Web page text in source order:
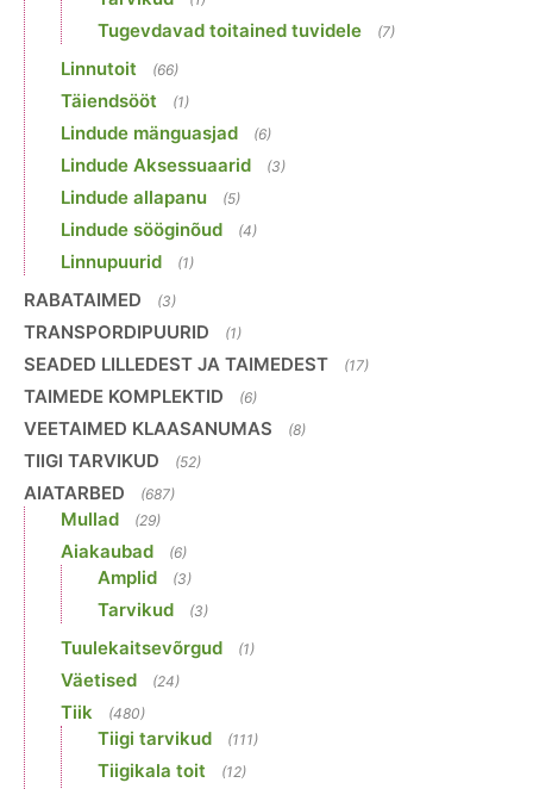
Tugevdavad toitained tuvidele (7)
Linnutoit (66)
Täiendsööt (1)
Lindude mänguasjad (6)
Lindude Aksessuaarid (3)
Lindude allapanu (5)
Lindude sööginõud (4)
Linnupuurid (1)
RABATAIMED (3)
TRANSPORDIPUURID (1)
SEADED LILLEDEST JA TAIMEDEST (17)
TAIMEDE KOMPLEKTID (6)
VEETAIMED KLAASANUMAS (8)
TIIGI TARVIKUD (52)
AIATARBED (687)
Mullad (29)
Aiakaubad (6)
Amplid (3)
Tarvikud (3)
Tuulekaitsevõrgud (1)
Väetised (24)
Tiik (480)
Tiigi tarvikud (111)
Tiigikala toit (12)